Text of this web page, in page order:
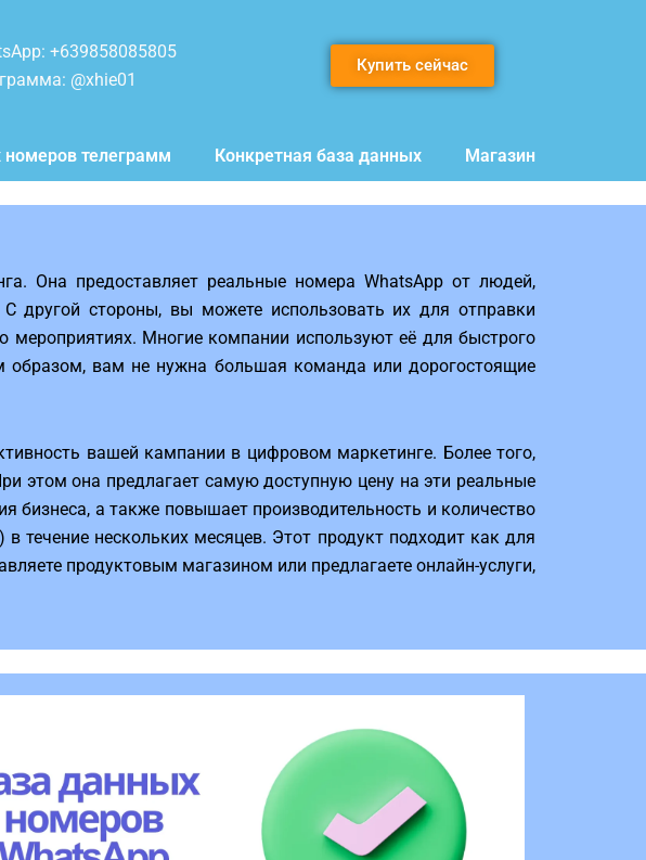
+639858085805
@xhie01
Купить сейчас
телеграмм Конкретная база данных Магазин
Она предоставляет реальные номера WhatsApp от людей,
стороны, вы можете использовать их для отправки
мероприятиях. Многие компании используют её для быстрого
вам не нужна большая команда или дорогостоящие
вашей кампании в цифровом маркетинге. Более того,
этом она предлагает самую доступную цену на эти реальные
бизнеса, а также повышает производительность и количество
течение нескольких месяцев. Этот продукт подходит как для
продуктовым магазином или предлагаете онлайн-услуги,